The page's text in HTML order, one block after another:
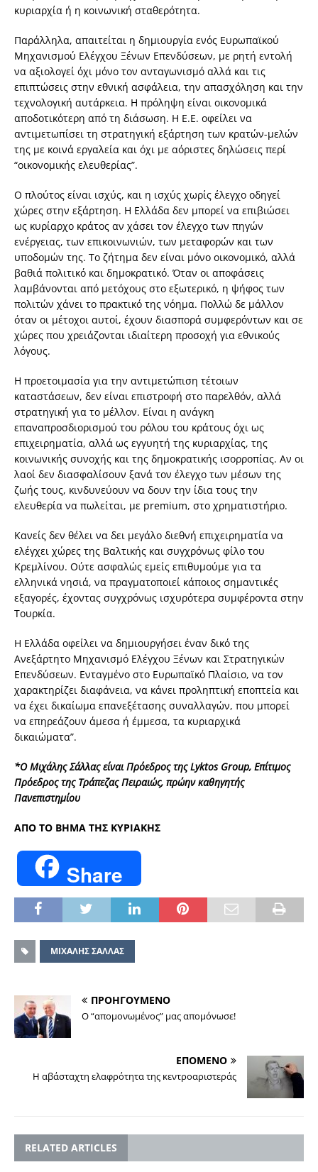
κυριαρχία ή η κοινωνική σταθερότητα.
Παράλληλα, απαιτείται η δημιουργία ενός Ευρωπαϊκού
Μηχανισμού Ελέγχου Ξένων Επενδύσεων, με ρητή εντολή
να αξιολογεί όχι μόνο τον ανταγωνισμό αλλά και τις
επιπτώσεις στην εθνική ασφάλεια, την απασχόληση και την
τεχνολογική αυτάρκεια. Η πρόληψη είναι οικονομικά
αποδοτικότερη από τη διάσωση. Η Ε.Ε. οφείλει να
αντιμετωπίσει τη στρατηγική εξάρτηση των κρατών-μελών
της με κοινά εργαλεία και όχι με αόριστες δηλώσεις περί
“οικονομικής ελευθερίας”.
Ο πλούτος είναι ισχύς, και η ισχύς χωρίς έλεγχο οδηγεί
χώρες στην εξάρτηση. Η Ελλάδα δεν μπορεί να επιβιώσει
ως κυρίαρχο κράτος αν χάσει τον έλεγχο των πηγών
ενέργειας, των επικοινωνιών, των μεταφορών και των
υποδομών της. Το ζήτημα δεν είναι μόνο οικονομικό, αλλά
βαθιά πολιτικό και δημοκρατικό. Όταν οι αποφάσεις
λαμβάνονται από μετόχους στο εξωτερικό, η ψήφος των
πολιτών χάνει το πρακτικό της νόημα. Πολλώ δε μάλλον
όταν οι μέτοχοι αυτοί, έχουν διασπορά συμφερόντων και σε
χώρες που χρειάζονται ιδιαίτερη προσοχή για εθνικούς
λόγους.
Η προετοιμασία για την αντιμετώπιση τέτοιων
καταστάσεων, δεν είναι επιστροφή στο παρελθόν, αλλά
στρατηγική για το μέλλον. Είναι η ανάγκη
επαναπροσδιορισμού του ρόλου του κράτους όχι ως
επιχειρηματία, αλλά ως εγγυητή της κυριαρχίας, της
κοινωνικής συνοχής και της δημοκρατικής ισορροπίας. Αν οι
λαοί δεν διασφαλίσουν ξανά τον έλεγχο των μέσων της
ζωής τους, κινδυνεύουν να δουν την ίδια τους την
ελευθερία να πωλείται, με premium, στο χρηματιστήριο.
Κανείς δεν θέλει να δει μεγάλο διεθνή επιχειρηματία να
ελέγχει χώρες της Βαλτικής και συγχρόνως φίλο του
Κρεμλίνου. Ούτε ασφαλώς εμείς επιθυμούμε για τα
ελληνικά νησιά, να πραγματοποιεί κάποιος σημαντικές
εξαγορές, έχοντας συγχρόνως ισχυρότερα συμφέροντα στην
Τουρκία.
Η Ελλάδα οφείλει να δημιουργήσει έναν δικό της
Ανεξάρτητο Μηχανισμό Ελέγχου Ξένων και Στρατηγικών
Επενδύσεων. Ενταγμένο στο Ευρωπαϊκό Πλαίσιο, να τον
χαρακτηρίζει διαφάνεια, να κάνει προληπτική εποπτεία και
να έχει δικαίωμα επανεξέτασης συναλλαγών, που μπορεί
να επηρεάζουν άμεσα ή έμμεσα, τα κυριαρχικά
δικαιώματα”.
*Ο Μιχάλης Σάλλας είναι Πρόεδρος της Lyktos Group, Επίτιμος
Πρόεδρος της Τράπεζας Πειραιώς, πρώην καθηγητής
Πανεπιστημίου
ΑΠΟ ΤΟ ΒΗΜΑ ΤΗΣ ΚΥΡΙΑΚΗΣ
Share
ΜΙΧΑΛΗΣ ΣΑΛΛΑΣ
ΠΡΟΗΓΟΥΜΕΝΟ
Ο “απομονωμένος” μας απομόνωσε!
ΕΠΟΜΕΝΟ
Η αβάσταχτη ελαφρότητα της κεντροαριστεράς
RELATED ARTICLES